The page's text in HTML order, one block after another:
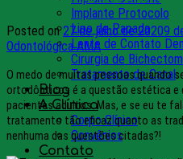
Implante Protocolo
Lipo de Papada
Lente de Contato
Cirurgia de
Tratamento de Canal
Blog
A Clínica
Corpo Clínico
Convênios
Contato
Posted on27 de julho de 20209
Odontológica AMA
O medo de muitas pessoas quando
ortodônticos é a questão estética e
pacientes adultos. Mas, e se eu te
tratamento tão eficaz quanto as
nenhuma das questões citadas?!